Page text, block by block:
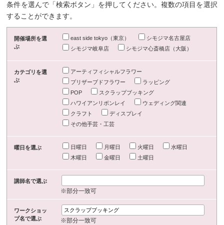
条件を選んで「検索ボタン」を押してください。複数の項目を選択
することができます。
開催場所を選
ぶ
east side tokyo（東京）
シモジマ名古屋店
シモジマ岐阜店
シモジマ心斎橋店（大阪）
カテゴリを選
ぶ
アーティフィシャルフラワー
プリザーブドフラワー
ラッピング
POP
スクラップブッキング
ハワイアンリボンレイ
ウェディング関連
クラフト
ディスプレイ
その他手芸・工芸
曜日を選ぶ 日曜日 月曜日 火曜日
水曜日
木曜日
金曜日 土曜日
講師名で選ぶ
※部分一致可
ワークショッ
プ名で選ぶ
※部分一致可